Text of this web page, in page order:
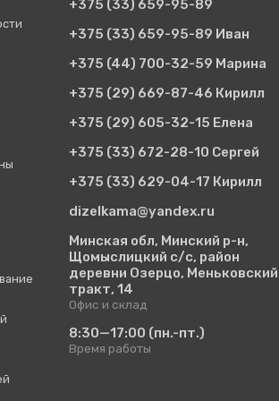
+375 (33) 659-95-89
+375 (33) 659-95-89 Иван
+375 (44) 700-32-59 Марина
+375 (29) 669-87-46 Кирилл
+375 (29) 605-32-15 Елена
+375 (33) 672-28-10 Сергей
+375 (33) 629-04-17 Кирилл
dizelkama@yandex.ru
Минская обл, Минский р-н,
Щомыслицкий с/с, район
деревни Озерцо, Меньковский
тракт, 14
Офис и склад
8:30—17:00 (пн.-пт.)
Время работы